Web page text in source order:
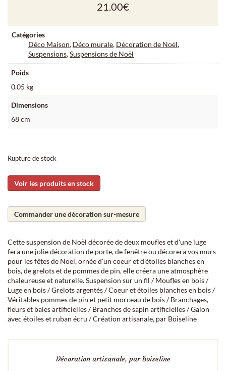
21.00€
Catégories
Déco Maison, Déco murale, Décoration de Noël,
Suspensions,Suspensions de Noël
Poids
0.05 kg
Dimensions
68 cm
Rupture de stock
Voir les produits en stock
Commander une décoration sur-mesure
Cette suspension de Noël décorée de deux moufles et d'une luge
fera une jolie décoration de porte, de fenêtre ou décorera vos murs
pour les fêtes de Noël, ornée d'un coeur et d'étoiles blanches en
bois, de grelots et de pommes de pin, elle créera une atmosphère
chaleureuse et naturelle. Suspension sur un fil / Moufles en bois /
Luge en bois / Grelots argentés / Coeur et étoiles blanches en bois /
Véritables pommes de pin et petit morceau de bois / Branchages,
fleurs et baies artificielles / Branches de sapin artificielles / Galon
avec étoiles et ruban écru / Création artisanale, par Boiseline
Décoration artisanale, par Boiseline